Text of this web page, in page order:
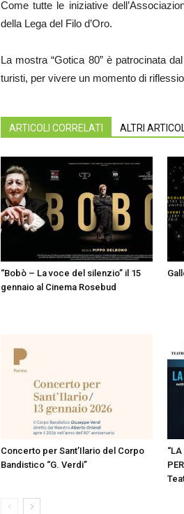
Come tutte le iniziative
della Lega del Filo d’Oro.
La mostra “Gotica 80” è patrocinata
turisti, per vivere un momento di
ARTICOLI CORRELATI ALTRI
“Bobò – La voce del silenzio” il 15
gennaio al Cinema Rosebud
Concerto per Sant’Ilario del Corpo
Bandistico “G. Verdi”